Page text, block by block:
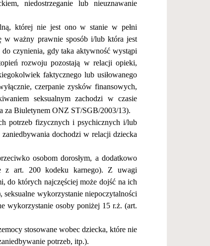
niedostrzeganie lub nieuznawanie
ą, której nie jest ono w stanie w pełni
w ważny prawnie sposób i/lub która jest
czynienia, gdy taka aktywnośćwystąpi
ń rozwoju pozostają w relacji opieki,
faktycznego lub usiłowanego
łącznie, czerpanie zysków finansowych,
seksualnym zachodzi w czasie
za Biuletynem ONZ ST/SGB/2003/13).
potrzeb fizycznych i psychicznych i/lub
dochodzi w relacji dziecka
osobom dorosłym, a dodatkowo
z art. 200 kodeku karnego). Z uwagi
do których najczęściej może dojść na ich
seksualne wykorzystanie niepoczytalności
wykorzystanie osoby poniżej 15 r.ż. (art.
stosowane wobec dziecka, które nie
potrzeb, itp.).